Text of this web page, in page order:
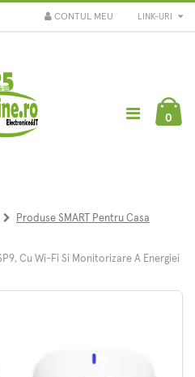
LINK-URI
CONTUL MEU
0
Produse SMART Pentru Casa
Cu Wi-Fi Si Monitorizare A Energiei